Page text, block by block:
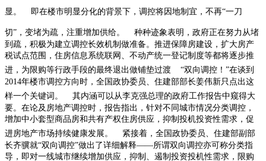
显。 即在楼市明显分化的背景下，调控将因地制宜，不再“一刀
切”，变堵为疏，注重增加供给。
种种迹象表明，政府正在努力从堵
到疏，积极为建立调控长效机制做准备。推进保障房建设，扩大房产
税试点范围，住房信息系统联网、不动产统一登记制度等都将逐步推
进，为限购等行政手段的最终退出做铺垫过渡 “双向调控！”在谈到
2014年楼市调控方向时，全国政协委员、住建部部长姜伟新只点出这
样一个关键词。
其内涵可以从李克强总理的政府工作报告中窥得大
要。在论及房地产调控时，报告指出，针对不同城市情况分类调控，
增加中小套型商品房和共有产权住房供应，抑制投机投资性需求，促
进房地产市场持续健康发展。
紧接着，全国政协委员、住建部副部
长齐骥就“双向调控”做出了详细解释——所谓双向调控亦可称分类指
导，即对一线城市继续增加供应，抑制、遏制投资投机性需求，限购